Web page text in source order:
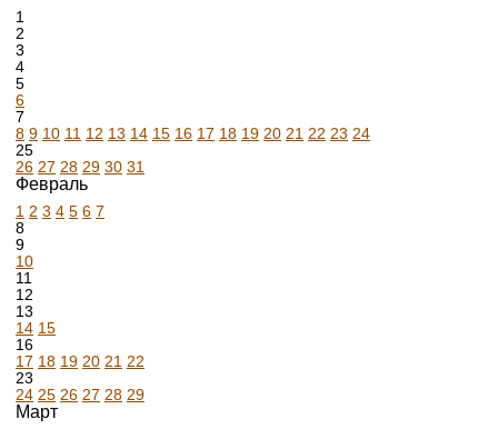
1
2
3
4
5
6
7
8 9 10 11 12 13 14 15 16 17 18 19 20 21 22 23 24
25
26 27 28 29 30 31
Февраль
1 2 3 4 5 6 7
8
9
10
11
12
13
14 15
16
17 18 19 20 21 22
23
24 25 26 27 28 29
Март